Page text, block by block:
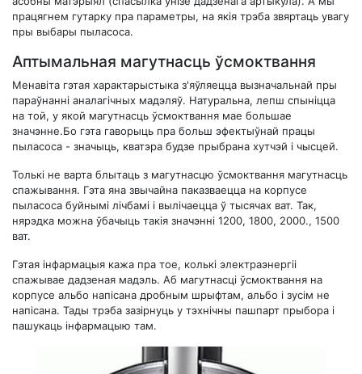
працягнем гутарку пра параметры, на якія трэба звяртаць увагу
пры выбары пыласоса.
Аптымальная магутнасць ўсмоктвання
Менавіта гэтая характарыстыка з'яўляецца вызначальнай пры
параўнанні аналагічных мадэляў. Натуральна, лепш спыніцца
на той, у якой магутнасць ўсмоктвання мае большае
значэнне.Бо гэта гаворыць пра больш эфектыўнай працы
пыласоса - значыць, кватэра будзе прыбрана хутчэй і чысцей.
Толькі не варта блытаць з магутнасцю ўсмоктвання магутнасць
спажывання. Гэта яна звычайна паказваецца на корпусе
пыласоса буйнымі лічбамі і вылічаецца ў тысячах ват. Так,
нярэдка можна ўбачыць такія значэнні 1200, 1800, 2000., 1500
ват.
Гэтая інфармацыя кажа пра тое, колькі электраэнергіі
спажывае дадзеная мадэль. Аб магутнасці ўсмоктвання на
корпусе альбо напісана дробным шрыфтам, альбо і зусім не
напісана. Тады трэба зазірнуць у тэхнічны пашпарт прыбора і
пашукаць інфармацыю там.